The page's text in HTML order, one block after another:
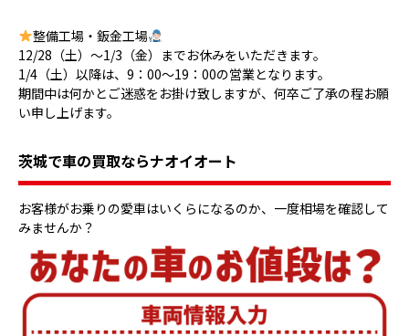
整備工場・鈑金工場
12/28（土）～1/3（金）までお休みをいただきます。
1/4（土）以降は、9：00～19：00の営業となります。
期間中は何かとご迷惑をお掛け致しますが、何卒ご了承の程お願
い申し上げます。
茨城で車の買取ならナオイオート
お客様がお乗りの愛車はいくらになるのか、一度相場を確認して
みませんか？